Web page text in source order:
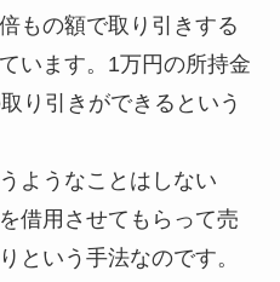
もの額で取り引きする
います。1万円の所持金
り引きができるという
ようなことはしない
借用させてもらって売
という手法なのです。